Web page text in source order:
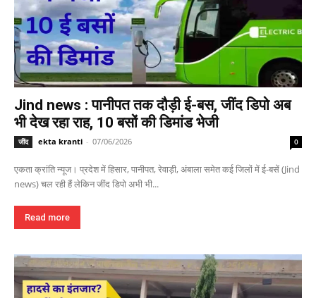
Jind news : पानीपत तक दौड़ी ई-बस, जींद डिपो अब
भी देख रहा राह, 10 बसों की डिमांड भेजी
जींद ekta kranti - 07/06/2026 0
एकता क्रांति न्यूज। प्रदेश में हिसार, पानीपत, रेवाड़ी, अंबाला समेत कई जिलों में ई-बसें (Jind
news) चल रही हैं लेकिन जींद डिपो अभी भी...
Read more